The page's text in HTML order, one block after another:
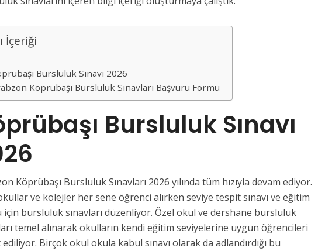
İçeriği
Bursluluk Sınavı 2026
Köprübaşı Bursluluk Sınavları Başvuru Formu
Bursluluk Sınavı
Köprübaşı Bursluluk Sınavları 2026 yılında tüm hızıyla devam ediyor.
ve kolejler her sene öğrenci alırken seviye tespit sınavı ve eğitim
için bursluluk sınavları düzenliyor. Özel okul ve dershane bursluluk
temel alınarak okulların kendi eğitim seviyelerine uygun öğrencileri
Birçok okul okula kabul sınavı olarak da adlandırdığı bu